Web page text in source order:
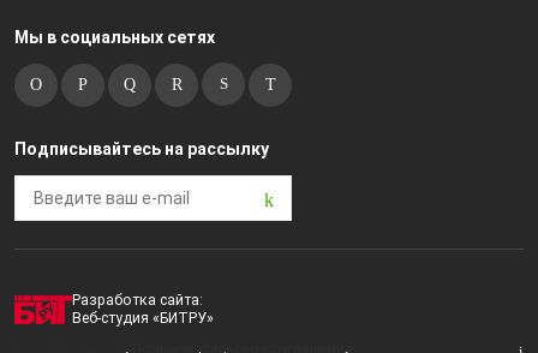
Мы в социальных сетях
Подписывайтесь на рассылку
Разработка сайта:
Веб-студия «БИТРУ»